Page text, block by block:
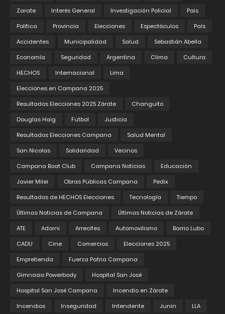
Zarate
Interés General Investigación Policial
Pais
Política
Provincia Elecciones Espectáculos
País
Accidentes
Municipalidad Salud
Sebastián Abella
Economía
Seguridad Argentina Clima
Cultura
HECHOS
Internacional
Lima
Elecciones en Campana 2025
Resultados Elecciones 2025 Zárate
Changuito
Douglas Haig
Fútbol
Justicia
Resultados Elecciones Campana
Salud Mental
San Nicolas
Solidaridad
Vecinos
Campana Boat Club
Campana Noticias
Educación
Javier Milei
Obras Públicas Campana
Pedix
Resultados de HECHOS Elecciones
Tecnología
Tiempo
Últimas Noticias de Campana
Últimas Noticias de Zárate
ATE
Adorni Arrecifes Automovilismo
Barrio Lubo
CADU
Cine Comercios
Elecciones 2025
Empretienda
Fuerza Patria Campana
Gimnasio Powerbody
Hospital San José
Hospital San José Campana
Incendio en Zárate
Incendios
Inseguridad Intendente Junin
LLA